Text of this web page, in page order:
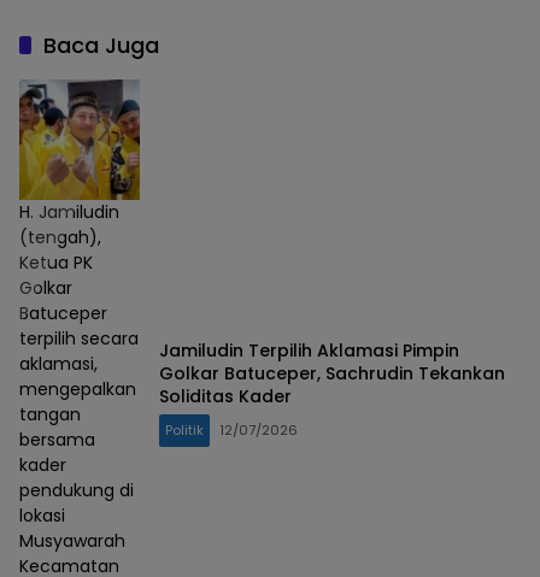
Baca Juga
H. Jamiludin
(tengah),
Ketua PK
Golkar
Batuceper
terpilih secara
aklamasi,
mengepalkan
tangan
bersama
kader
pendukung di
lokasi
Musyawarah
Kecamatan
Jamiludin Terpilih Aklamasi Pimpin
Golkar Batuceper, Sachrudin Tekankan
Soliditas Kader
Politik 12/07/2026